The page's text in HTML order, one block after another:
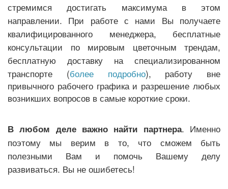
стремимся достигать максимума в этом
направлении. При работе с нами Вы получаете
квалифицированного менеджера, бесплатные
консультации по мировым цветочным трендам,
бесплатную доставку на специализированном
транспорте (более подробно), работу вне
привычного рабочего графика и разрешение любых
возникших вопросов в самые короткие сроки.
В любом деле важно найти партнера. Именно
поэтому мы верим в то, что сможем быть
полезными Вам и помочь Вашему делу
развиваться. Вы не ошибетесь!